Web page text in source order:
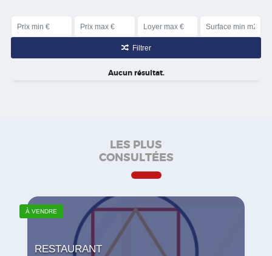
Filtrer
Aucun résultat.
LES PLUS
CONSULTÉES
À VENDRE
RESTAURANT